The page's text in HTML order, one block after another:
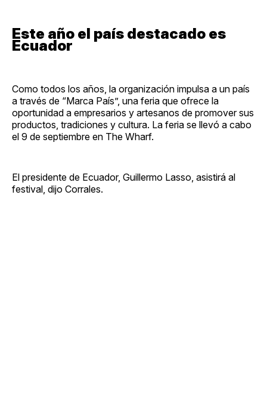
Este año el país destacado es
Ecuador
Como todos los años, la organización impulsa a un país
a través de “Marca País”, una feria que ofrece la
oportunidad a empresarios y artesanos de promover sus
productos, tradiciones y cultura. La feria se llevó a cabo
el 9 de septiembre en The Wharf.
El presidente de Ecuador, Guillermo Lasso, asistirá al
festival, dijo Corrales.